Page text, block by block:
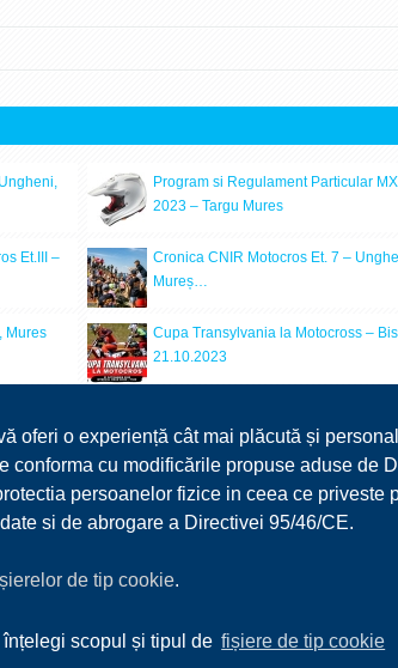
oferi o experiență cât mai plăcută și
cu modificările propuse aduse de
persoanelor fizice in ceea ce priveste
si de abrogare a Directivei 95/46/CE.
de tip cookie.
înțelegi scopul și tipul de fișiere de tip cookie
Program si Regulament Particular MX
2023 – Targu Mures
Et.III –
Cronica CNIR Motocros Et. 7 –
Mureș…
Mures
Cupa Transylvania la Motocross –
21.10.2023
07.09.2025
de
Cronica CNIR Motocros Et. V –